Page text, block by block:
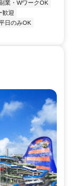
業・WワークOK
歓迎
日のみOK